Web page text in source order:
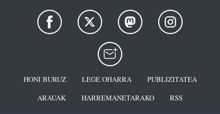
HONI BURUZ LEGE OHARRA
PUBLIZITATEA
ARAUAK
HARREMANETARAKO RSS